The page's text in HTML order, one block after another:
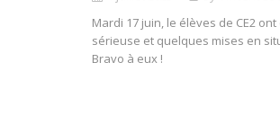
Mardi 17 juin, le élèves de CE2
sérieuse et quelques mises en
Bravo à eux !